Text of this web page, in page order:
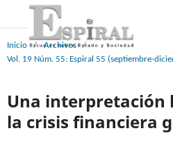
Inicio / Archivos
/
Vol. 19 Núm. 55: Espiral 55 (septiembre-
Una interpretación
la crisis financiera